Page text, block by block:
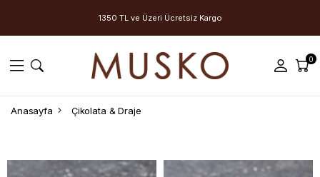
1350 TL ve Üzeri Ücretsiz Kargo
0
Anasayfa Çikolata & Draje